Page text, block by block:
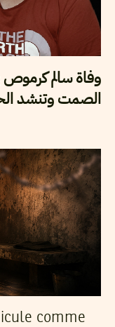
وفاة سالم
الصمت وتنشد
comme